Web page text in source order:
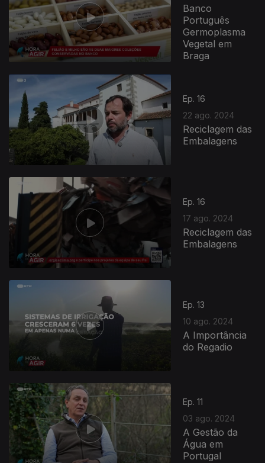
Banco
Português
Germoplasma
Vegetal em
Braga
Ep. 16
22 ago. 2024
Reciclagem das
Embalagens
Ep. 16
17 ago. 2024
Reciclagem das
Embalagens
Ep. 13
10 ago. 2024
A Importância
do Regadio
Ep. 11
03 ago. 2024
A Gestão da
Água em
Portugal
785964